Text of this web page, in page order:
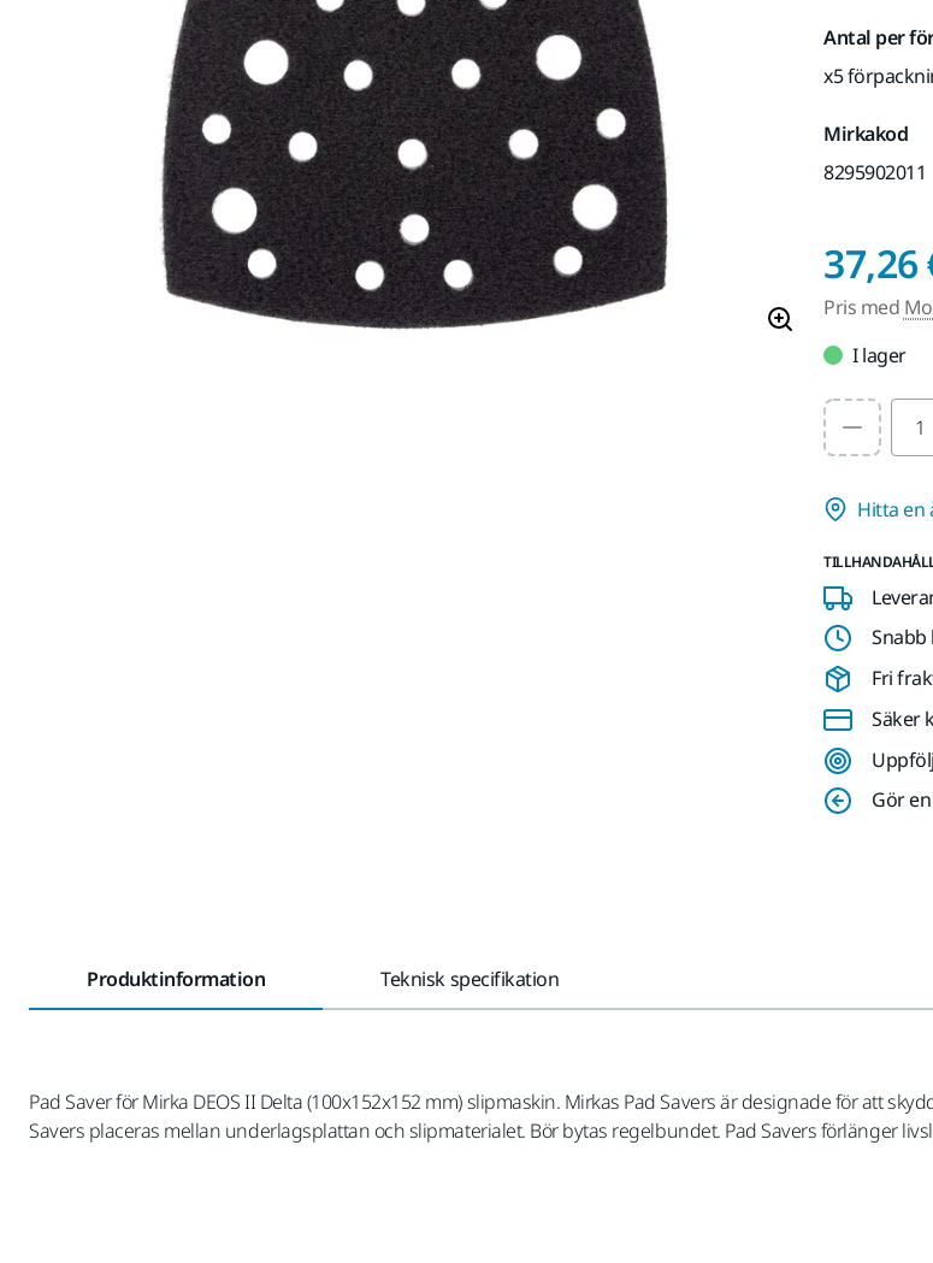
Antal per
x5
Mirkakod
8295902011
37,26
Pris med
I lager
Select
Hitta en
Snabb
Fri
Säker
Gör
Produktinformation Teknisk specifikation
Pad Saver för Mirka DEOS II Delta (100x152x152 mm) slipmaskin. Mirkas Pad Savers är designade för att
Savers placeras mellan underlagsplattan och slipmaterialet. Bör bytas regelbundet. Pad Savers förlänger